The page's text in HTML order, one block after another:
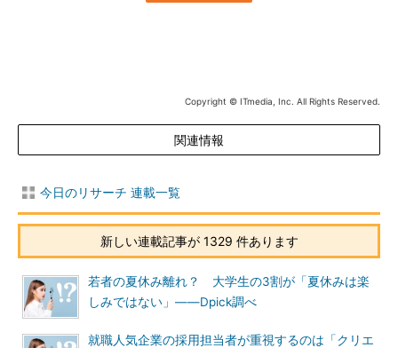
Copyright © ITmedia, Inc. All Rights Reserved.
関連情報
今日のリサーチ 連載一覧
新しい連載記事が 1329 件あります
若者の夏休み離れ？ 大学生の3割が「夏休みは楽
しみではない」――Dpick調べ
就職人気企業の採用担当者が重視するのは「クリエ